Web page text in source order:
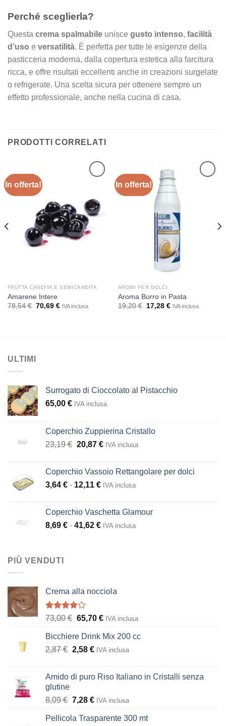
Perché sceglierla?
Questa crema spalmabile unisce gusto intenso, facilità
d’uso e versatilità. È perfetta per tutte le esigenze della
pasticceria moderna, dalla copertura estetica alla farcitura
ricca, e offre risultati eccellenti anche in creazioni surgelate
o refrigerate. Una scelta sicura per ottenere sempre un
effetto professionale, anche nella cucina di casa.
PRODOTTI CORRELATI
In offerta!
dei
desideri
FRUTTA CANDITA E SEMICANDITA
Amarene Intere
78,54€ Il
70,69 €IlIVA inclusa
In offerta!
AROMI PER DOLCI
Aroma Burro in Pasta
19,20€
Il
17,28 €IlIVA inclusa
ULTIMI
Surrogato di Cioccolato al Pistacchio
65,00 € IVA inclusa
Coperchio Zuppierina Cristallo
23,19€ Il
era:
23,19 €.
20,87 €Il
è:
20,87 €.
IVA inclusa
Coperchio Vassoio Rettangolare per dolci
3,64 € - 12,11 €Fascia
da
3,64 €
IVA inclusa
Coperchio Vaschetta Glamour
8,69 € - 41,62 €Fascia
41,62 €
IVA inclusa
PIÙ VENDUTI
Crema alla nocciola
Valutato
5
73,00€ Il
originale
era:
65,70 €Il
attuale
è:
IVA inclusa
Bicchiere Drink Mix 200 cc
2,87€ Il
era:
2,58 €Il
è:
IVA inclusa
Amido di puro Riso Italiano in Cristalli senza
glutine
8,09€ Il
originale
7,28 €Il
attuale
IVA inclusa
Pellicola Trasparente 300 mt